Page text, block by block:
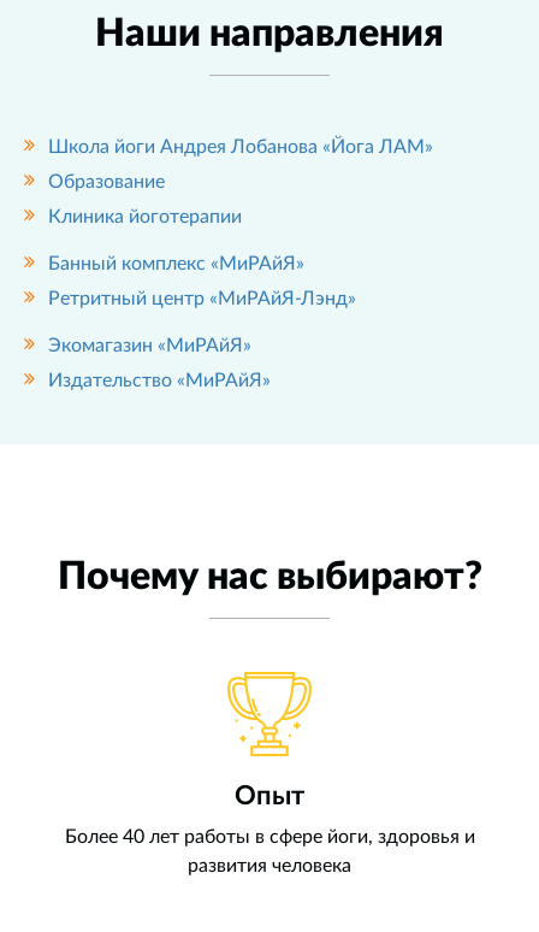
Наши направления
Школа йоги Андрея Лобанова «Йога ЛАМ»
Образование
Клиника йоготерапии
Банный комплекс «МиРАйЯ»
Ретритный центр «МиРАйЯ-Лэнд»
Экомагазин «МиРАйЯ»
Издательство «МиРАйЯ»
Почему нас выбирают?
Опыт
Более 40 лет работы в сфере йоги, здоровья и
развития человека